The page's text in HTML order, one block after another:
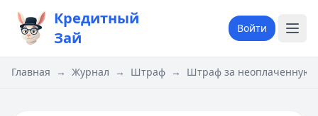
Кредитный
Зай
Войти
Главная → Журнал → Штраф → ​Штраф за неоплаченную